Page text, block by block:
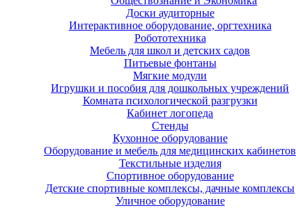
Доски аудиторные
Интерактивное оборудование, оргтехника
Робототехника
Мебель для школ и детских садов
Питьевые фонтаны
Мягкие модули
Игрушки и пособия для дошкольных учреждений
Комната психологической разгрузки
Кабинет логопеда
Стенды
Кухонное оборудование
Оборудование и мебель для медицинских кабинетов
Текстильные изделия
Спортивное оборудование
Детские спортивные комплексы, дачные комплексы
Уличное оборудование